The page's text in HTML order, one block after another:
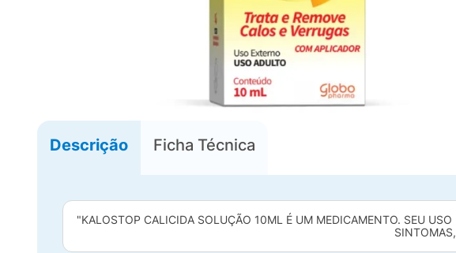
Descrição Ficha Técnica
"KALOSTOP CALICIDA SOLUÇÃO 10ML É UM MEDICAMENTO. SEU